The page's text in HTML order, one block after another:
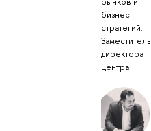
бизнес-
стратегий:
Заместитель
директора
центра